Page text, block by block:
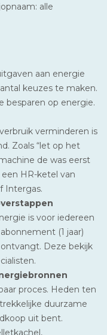
alle
aan energie
keuzes te maken.
besparen op energie.
verminderen is
Zoals “let op het
de was eerst
HR-ketel van
Intergas.
is voor iedereen
(1 jaar)
Deze bekijk
proces. Heden ten
duurzame
uit bent.